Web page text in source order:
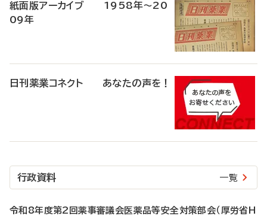
紙面版アーカイブ 1958年～20
09年
日刊薬業コネクト あなたの声を！
行政資料 一覧
令和8年度第2回薬事審議会医薬品等安全対策部会（厚労省H